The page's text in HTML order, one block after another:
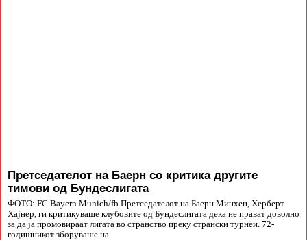
Претседателот на Баерн со критика другите
тимови од Бундеслигата
ФОТО: FC Bayern Munich/fb Претседателот на Баерн Минхен, Херберт
Хајнер, ги критикуваше клубовите од Бундеслигата дека не прават доволно
за да ја промовираат лигата во странство преку странски турнеи. 72-
годишникот зборуваше на